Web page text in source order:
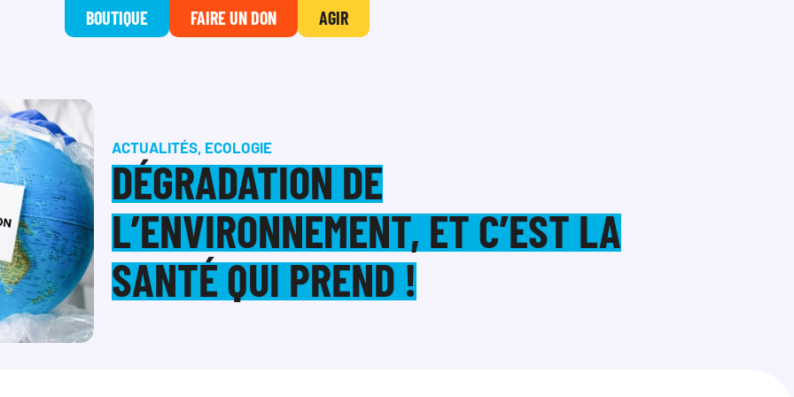
BOUTIQUE FAIRE UN DON AGIR
ACTUALITÉS, ECOLOGIE
DÉGRADATION DE
L’ENVIRONNEMENT, ET C’EST LA
SANTÉ QUI PREND !